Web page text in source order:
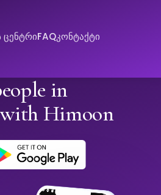
ცენტრიFAQკონტაქტი
in
Himoon